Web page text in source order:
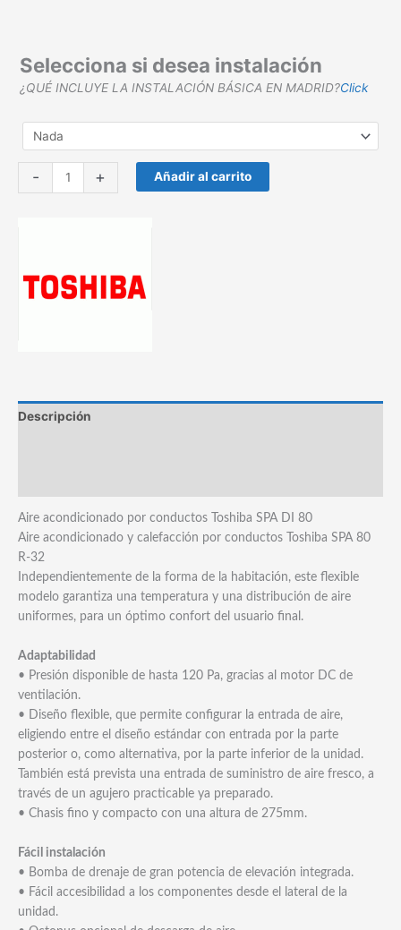
Selecciona si desea instalación
¿QUÉ INCLUYE LA INSTALACIÓN BÁSICA EN MADRID?Click
-
acondicionado
CLASSIC
+ Añadir al carrito
Descripción
Aire acondicionado por conductos Toshiba SPA DI 80
Aire acondicionado y calefacción por conductos Toshiba SPA 80
R-32
Independientemente de la forma de la habitación, este flexible
modelo garantiza una temperatura y una distribución de aire
uniformes, para un óptimo confort del usuario final.
Adaptabilidad
• Presión disponible de hasta 120 Pa, gracias al motor DC de
ventilación.
• Diseño flexible, que permite configurar la entrada de aire,
eligiendo entre el diseño estándar con entrada por la parte
posterior o, como alternativa, por la parte inferior de la unidad.
También está prevista una entrada de suministro de aire fresco, a
través de un agujero practicable ya preparado.
• Chasis fino y compacto con una altura de 275mm.
Fácil instalación
• Bomba de drenaje de gran potencia de elevación integrada.
• Fácil accesibilidad a los componentes desde el lateral de la
unidad.